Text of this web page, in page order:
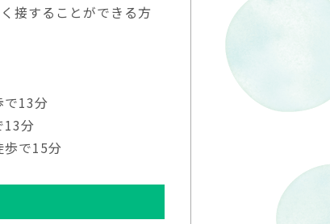
接することができる方
で13分
13分
歩で15分